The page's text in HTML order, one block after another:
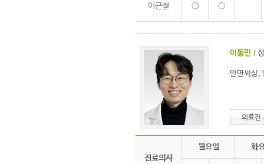
이근철 ○ ○
이동민
안면외상,
의료진
진료의사
월요일 화